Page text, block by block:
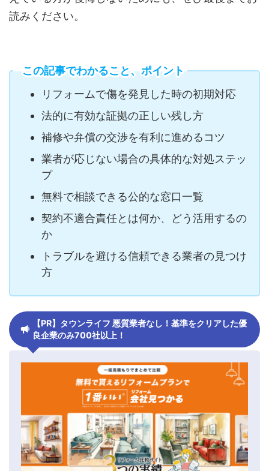
読みください。
この記事でわかること、ポイント
リフォームで傷を発見した時の初期対応
法的に有効な証拠の正しい残し方
補修や弁償の交渉を有利に進めるコツ
業者が応じない場合の具体的な対処ステッ
プ
無料で相談できる公的な窓口一覧
契約不適合責任とは何か、どう活用するの
か
トラブルを避ける信頼できる業者の見つけ
方
【PR】タウンライフ 悪質業者なし！基準をクリアした優
良企業のみ700社以上！